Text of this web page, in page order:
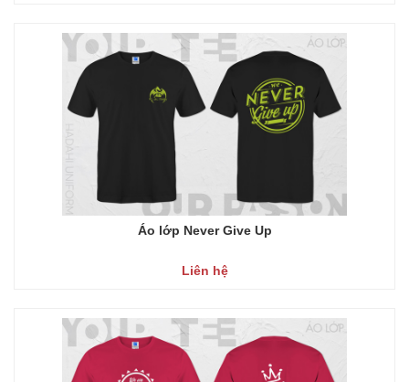
Áo lớp Never Give Up
Liên hệ